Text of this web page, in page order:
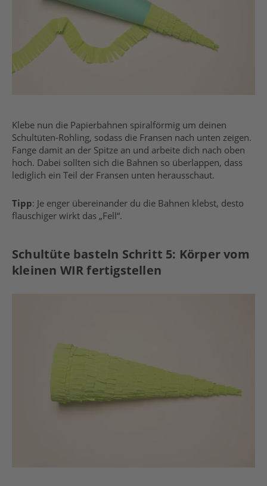
Klebe nun die Papierbahnen spiralförmig um deinen
Schultüten-Rohling, sodass die Fransen nach unten zeigen.
Fange damit an der Spitze an und arbeite dich nach oben
hoch. Dabei sollten sich die Bahnen so überlappen, dass
lediglich ein Teil der Fransen unten herausschaut.
Tipp: Je enger übereinander du die Bahnen klebst, desto
flauschiger wirkt das „Fell“.
Schultüte basteln Schritt 5: Körper vom
kleinen WIR fertigstellen